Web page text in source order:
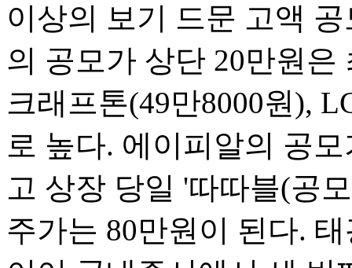
이상의 보기 드문 고액
의 공모가 상단 20만원
크래프톤(49만8000원),
로 높다. 에이피알의 공
고 상장 당일 '따따블(공
주가는 80만원이 된다.